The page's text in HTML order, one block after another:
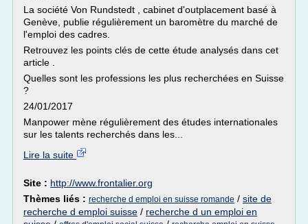
La société Von Rundstedt , cabinet d'outplacement basé à
Genève, publie régulièrement un baromètre du marché de
l'emploi des cadres.
Retrouvez les points clés de cette étude analysés dans cet
article .
Quelles sont les professions les plus recherchées en Suisse
?
24/01/2017
Manpower mène régulièrement des études internationales
sur les talents recherchés dans les...
Lire la suite
Site : http://www.frontalier.org
Thèmes liés : recherche d emploi en suisse romande / site de
recherche d emploi suisse / recherche d un emploi en